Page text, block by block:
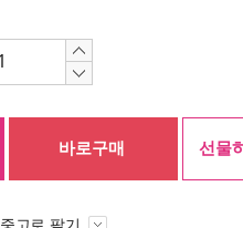
바로구매 선물